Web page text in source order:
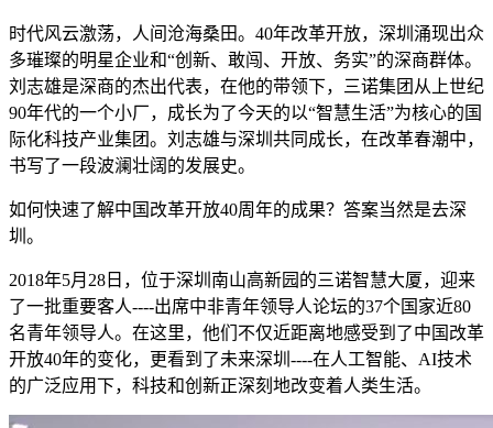
时代风云激荡，人间沧海桑田。40年改革开放，深圳涌现出众
多璀璨的明星企业和“创新、敢闯、开放、务实”的深商群体。
刘志雄是深商的杰出代表，在他的带领下，三诺集团从上世纪
90年代的一个小厂，成长为了今天的以“智慧生活”为核心的国
际化科技产业集团。刘志雄与深圳共同成长，在改革春潮中，
书写了一段波澜壮阔的发展史。
如何快速了解中国改革开放40周年的成果？答案当然是去深
圳。
2018年5月28日，位于深圳南山高新园的三诺智慧大厦，迎来
了一批重要客人----出席中非青年领导人论坛的37个国家近80
名青年领导人。在这里，他们不仅近距离地感受到了中国改革
开放40年的变化，更看到了未来深圳----在人工智能、AI技术
的广泛应用下，科技和创新正深刻地改变着人类生活。